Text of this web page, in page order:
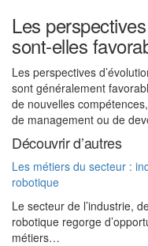
Les
sont-elles
Les perspectives
sont généralement
de nouvelles
de management ou de
Découvrir d’autres
Les métiers du secteur :
robotique
Le secteur de l’industrie,
robotique regorge
métiers…